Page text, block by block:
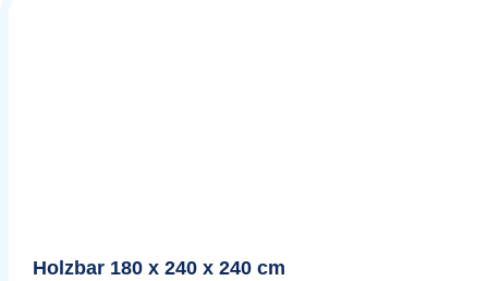
Holzbar 180 x 240 x 240 cm